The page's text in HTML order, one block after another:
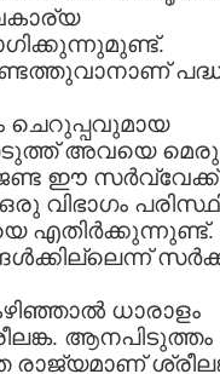
അവയെ
ഈ സര്‍വ്വേക്ക്
വിഭാഗം
എതിര്‍ക്കുന്നുണ്ട്.
ധാരാളം
ആനപിടുത്തം
രാജ്യമാണ്